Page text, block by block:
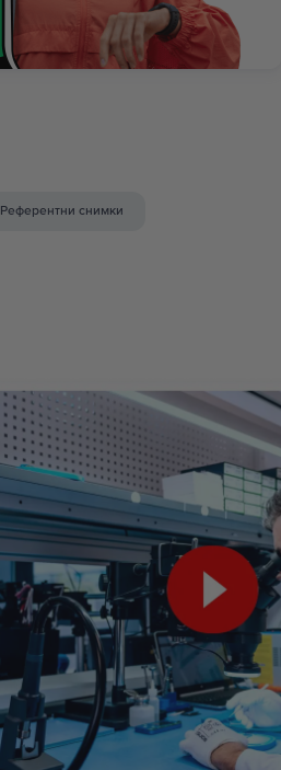
Референтни снимки